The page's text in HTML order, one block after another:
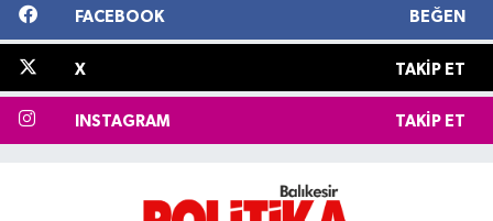
FACEBOOK BEĞEN
X TAKIP ET
INSTAGRAM TAKIP ET